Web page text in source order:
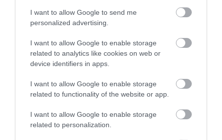
I want to allow Google to send me
personalized advertising.
I want to allow Google to enable storage
related to analytics like cookies on web or
device identifiers in apps.
I want to allow Google to enable storage
related to functionality of the website or app.
I want to allow Google to enable storage
related to personalization.
Zsitvai Cukrászda
$
Cukrászda
Sörkert